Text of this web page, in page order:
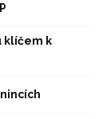
klíčem k